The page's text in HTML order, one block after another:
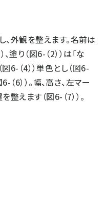
外観を整えます。名前は
塗り（図6-（2））は「な
図6-（4））単色とし（図6-
（6））。幅、高さ、左マー
えます（図6-（7））。